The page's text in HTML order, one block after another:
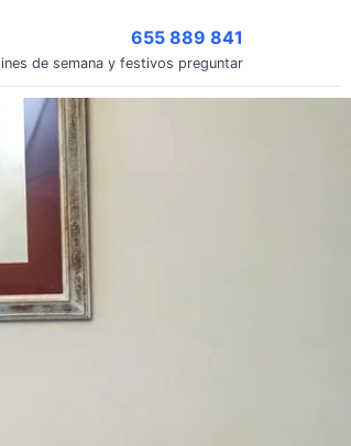
655 889 841
de semana y festivos preguntar